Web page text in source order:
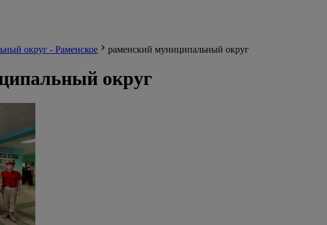
округ - Раменское
раменский муниципальный округ
округ